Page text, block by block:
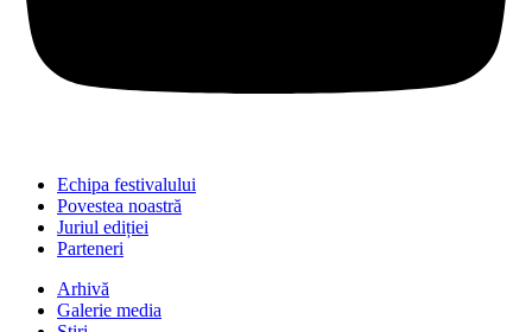
Echipa festivalului
Povestea noastră
Juriul ediției
Parteneri
Arhivă
Galerie media